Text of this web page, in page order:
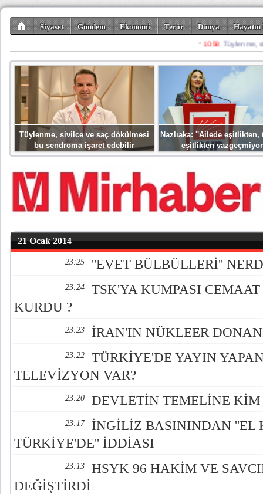
Siyaset Gündem Ekonomi Terör Dünya
Spor Misafir
Tüylenme, sivilce ve saç dökülmesi
bu sendroma işaret edebilir
Nazlıaka: ''Ailede eşitlikten,
eşitlikten
21 Ocak 2014
23:25 ''EVET BÜLBÜLLERİ''
23:24
TSK'YA KUMPASI
KURDU ?
23:23 İRAN'IN NÜKLEER
23:22
TÜRKİYE'DE YAYIN
TELEVİZYON VAR?
23:20 DEVLETİN TEMELİNE
23:17
İNGİLİZ BASININDAN ''EL
TÜRKİYE'DE'' İDDİASI
23:13
HSYK 96 HAKİM VE
DEĞİŞTİRDİ